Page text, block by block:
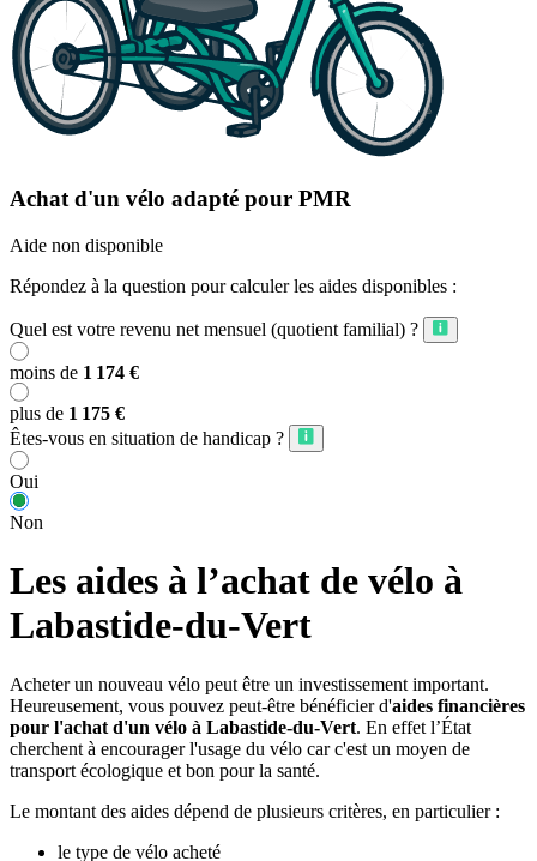
Achat d'un vélo adapté pour PMR
Aide non disponible
Répondez à la question pour calculer les aides disponibles :
Quel est votre revenu net mensuel (quotient familial) ?
moins de 1 174 €
plus de 1 175 €
Êtes-vous en situation de handicap ?
Oui
Non
Les aides à l’achat de vélo à
Labastide-du-Vert
Acheter un nouveau vélo peut être un investissement important.
Heureusement, vous pouvez peut-être bénéficier d'aides financières
pour l'achat d'un vélo à Labastide-du-Vert. En effet l’État
cherchent à encourager l'usage du vélo car c'est un moyen de
transport écologique et bon pour la santé.
Le montant des aides dépend de plusieurs critères, en particulier :
le type de vélo acheté